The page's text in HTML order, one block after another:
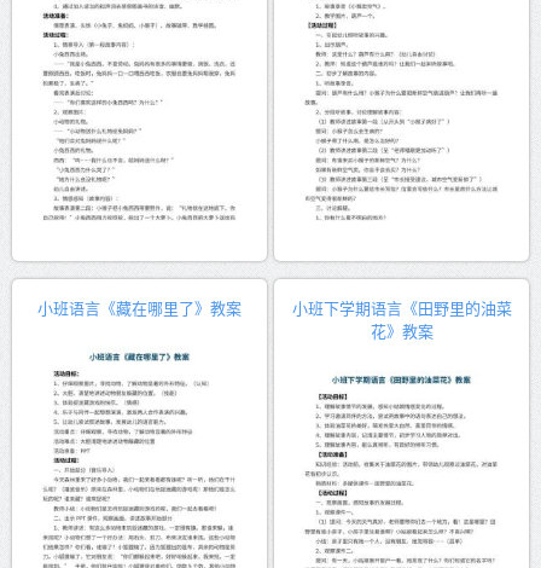
小班语言《藏在哪里了》教案
小班下学期语言《田野里的油菜
花》教案